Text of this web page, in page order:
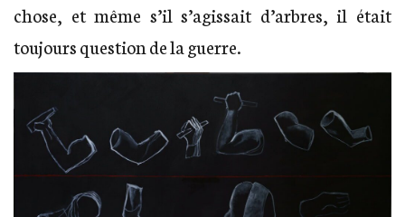
chose, et même s’il s’agissait d’arbres, il était
toujours question de la guerre.